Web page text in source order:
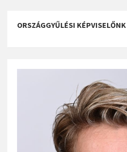
ORSZÁGGYŰLÉSI KÉPVISELŐNK